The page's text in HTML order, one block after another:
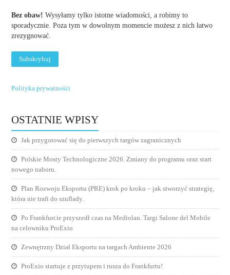
Bez obaw! Wysyłamy tylko istotne wiadomości, a robimy to
sporadycznie. Poza tym w dowolnym momencie możesz z nich łatwo
zrezygnować.
Polityka prywatności
OSTATNIE WPISY
Jak przygotować się do pierwszych targów zagranicznych
Polskie Mosty Technologiczne 2026. Zmiany do programu oraz start
nowego naboru.
Plan Rozwoju Eksportu (PRE) krok po kroku – jak stworzyć strategię,
która nie trafi do szuflady.
Po Frankfurcie przyszedł czas na Mediolan. Targi Salone del Mobile
na celowniku ProExio
Zewnętrzny Dział Eksportu na targach Ambiente 2026
ProExio startuje z przytupem i rusza do Frankfurtu!